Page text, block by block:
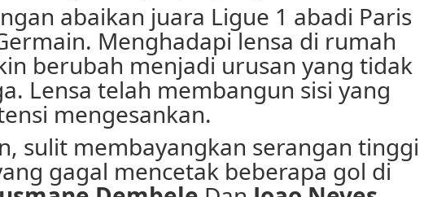
abaikan juara Ligue 1 abadi Paris
Menghadapi lensa di rumah
berubah menjadi urusan yang tidak
Lensa telah membangun sisi yang
mengesankan.
sulit membayangkan serangan tinggi
gagal mencetak beberapa gol di